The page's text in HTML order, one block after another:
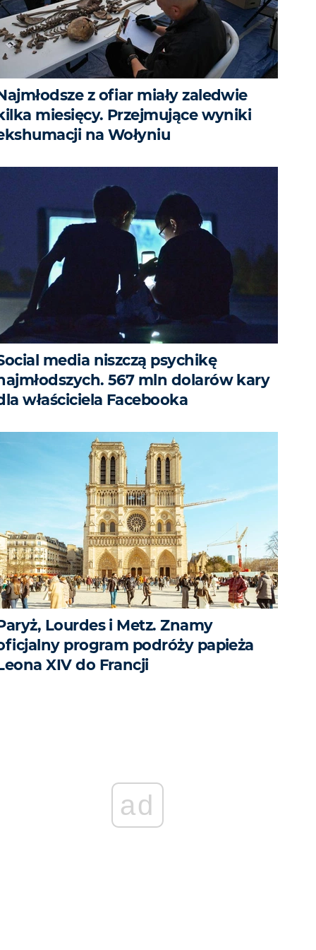
z ofiar miały zaledwie
miesięcy. Przejmujące wyniki
na Wołyniu
media niszczą psychikę
567 mln dolarów kary
właściciela Facebooka
Lourdes i Metz. Znamy
program podróży papieża
XIV do Francji
ad